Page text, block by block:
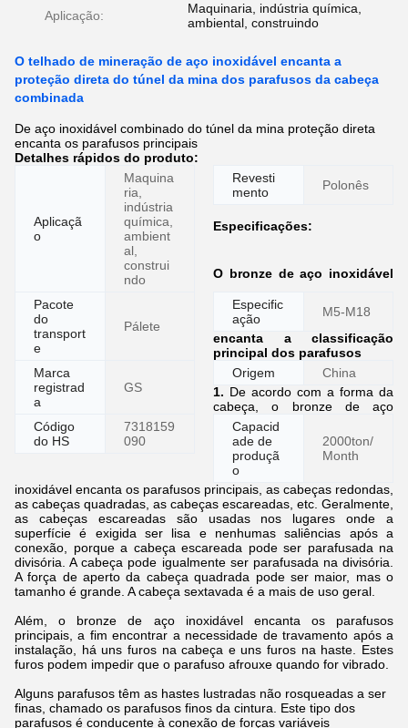
Aplicação:
Maquinaria, indústria química,
ambiental, construindo
O telhado de mineração de aço inoxidável encanta a
proteção direta do túnel da mina dos parafusos da cabeça
combinada
De aço inoxidável combinado do túnel da mina proteção direta
encanta os parafusos principais
Detalhes rápidos do produto:
Aplicaçã
o
Maquina
ria,
indústria
química,
ambient
al,
construi
ndo
Revesti
mento
Polonês
Pacote
do
transport
e
Pálete
Especific
ação
M5-M18
Marca
registrad
a
GS
Origem China
Código
do HS
7318159
090
Capacid
ade de
produçã
o
2000ton/
Month
Especificações:
O bronze de aço inoxidável
encanta a classificação
principal dos parafusos
1. De acordo com a forma da
cabeça, o bronze de aço
inoxidável encanta os parafusos principais, as cabeças redondas,
as cabeças quadradas, as cabeças escareadas, etc. Geralmente,
as cabeças escareadas são usadas nos lugares onde a
superfície é exigida ser lisa e nenhumas saliências após a
conexão, porque a cabeça escareada pode ser parafusada na
divisória. A cabeça pode igualmente ser parafusada na divisória.
A força de aperto da cabeça quadrada pode ser maior, mas o
tamanho é grande. A cabeça sextavada é a mais de uso geral.
Além, o bronze de aço inoxidável encanta os parafusos
principais, a fim encontrar a necessidade de travamento após a
instalação, há uns furos na cabeça e uns furos na haste. Estes
furos podem impedir que o parafuso afrouxe quando for vibrado.
Alguns parafusos têm as hastes lustradas não rosqueadas a ser
finas, chamado os parafusos finos da cintura. Este tipo dos
parafusos é conducente à conexão de forças variáveis